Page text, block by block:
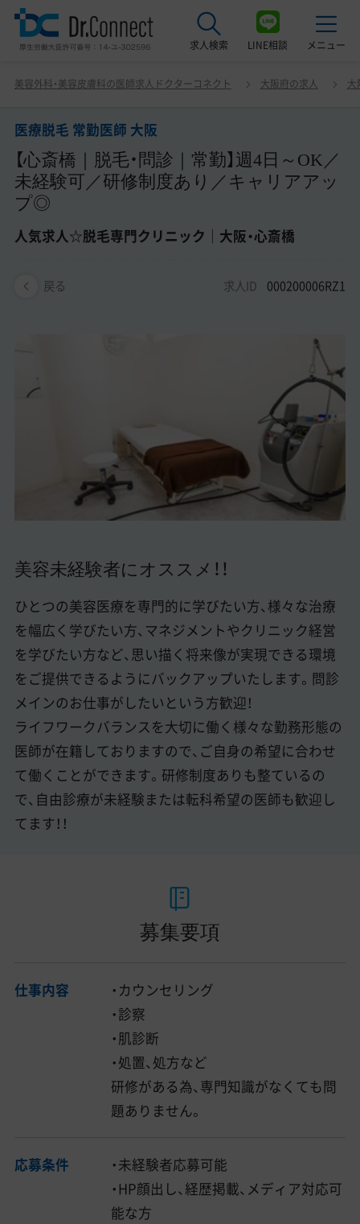
求人検索 LINE相談 メニュー
美容クリニック見学ご希望の方はこちら
サービス紹介
ドクターコネクトの強み
エージェント紹介
常勤求人一覧
美容外科・美容皮膚科の医師転職体験談
美容クリニックインタビュー
美容医療の転職お役立ち記事
医師採用ご担当者様・その他問い合わせ
美容外科・美容皮膚科の医師求人ドクターコネクト 大阪府の求人 大
医療脱毛 常勤医師 大阪
【心斎橋｜脱毛・問診｜常勤】週4日～OK／
未経験可／研修制度あり／キャリアアッ
プ◎
人気求人☆脱毛専門クリニック｜大阪・心斎橋
戻る 求人ID 000200006RZ1
美容未経験者にオススメ！！
ひとつの美容医療を専門的に学びたい方、様々な治療
を幅広く学びたい方、マネジメントやクリニック経営
を学びたい方など、思い描く将来像が実現できる環境
をご提供できるようにバックアップいたします。問診
メインのお仕事がしたいという方歓迎！
ライフワークバランスを大切に働く様々な勤務形態の
医師が在籍しておりますので、ご自身の希望に合わせ
て働くことができます。研修制度ありも整ているの
で、自由診療が未経験または転科希望の医師も歓迎し
てます！！
医療脱毛 常勤医師 大阪 【心斎橋｜脱毛・問診｜常勤】週4日
～OK／未経験可／研修制度あり／キャリアアップ◎ 人気
募集要項
仕事内容
・カウンセリング
・診察
・肌診断
・処置、処方など
研修がある為、専門知識がなくても問
題ありません。
応募条件
・未経験者応募可能
・HP顔出し、経歴掲載、メディア対応可
能な方